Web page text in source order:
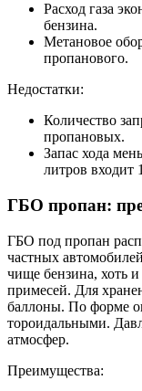
Расход газа
бензина.
Метановое
пропанового.
Недостатки:
Количество
пропановых.
Запас хода
литров входит
ГБО пропан:
ГБО под пропан
частных
чище бензина, хоть
примесей. Для
баллоны. По форме
тороидальными.
атмосфер.
Преимущества: